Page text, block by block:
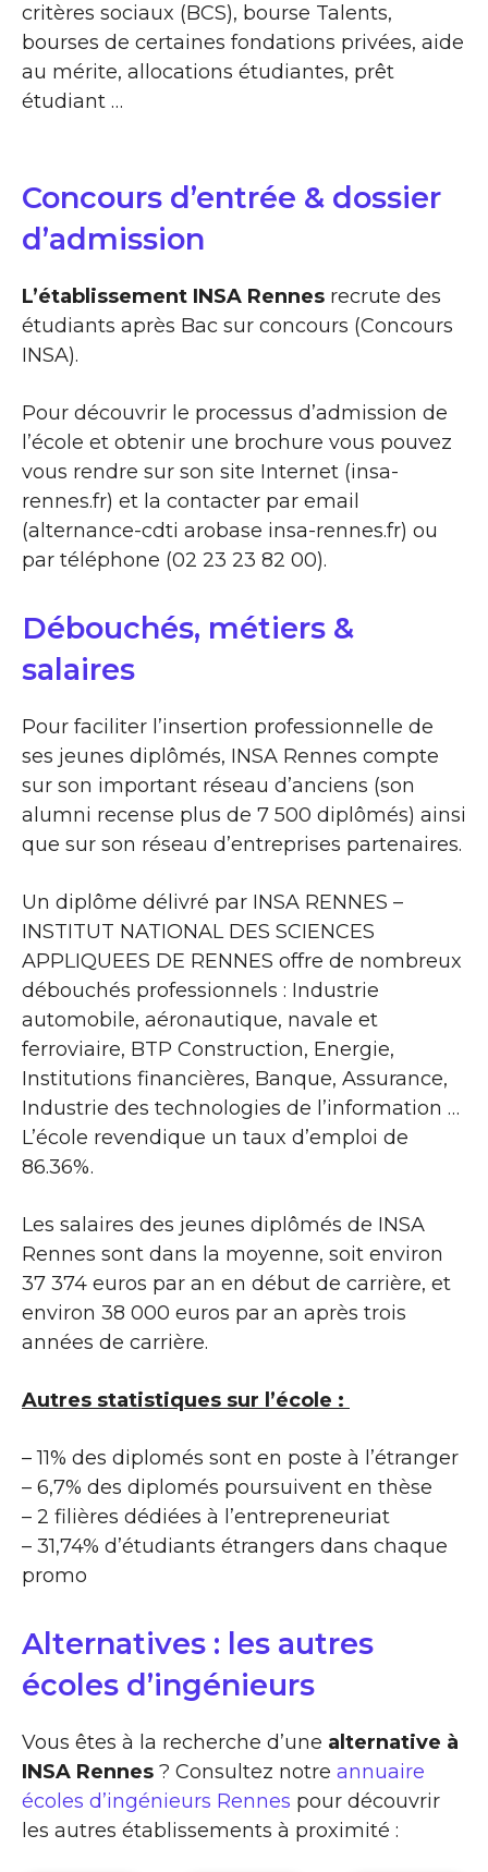
critères sociaux (BCS), bourse Talents,
bourses de certaines fondations privées, aide
au mérite, allocations étudiantes, prêt
étudiant …
Concours d’entrée & dossier
d’admission
L’établissement INSA Rennes recrute des
étudiants après Bac sur concours (Concours
INSA).
Pour découvrir le processus d’admission de
l’école et obtenir une brochure vous pouvez
vous rendre sur son site Internet (insa-
rennes.fr) et la contacter par email
(alternance-cdti arobase insa-rennes.fr) ou
par téléphone (02 23 23 82 00).
Débouchés, métiers &
salaires
Pour faciliter l’insertion professionnelle de
ses jeunes diplômés, INSA Rennes compte
sur son important réseau d’anciens (son
alumni recense plus de 7 500 diplômés) ainsi
que sur son réseau d’entreprises partenaires.
Un diplôme délivré par INSA RENNES –
INSTITUT NATIONAL DES SCIENCES
APPLIQUEES DE RENNES offre de nombreux
débouchés professionnels : Industrie
automobile, aéronautique, navale et
ferroviaire, BTP Construction, Energie,
Institutions financières, Banque, Assurance,
Industrie des technologies de l’information …
L’école revendique un taux d’emploi de
86.36%.
Les salaires des jeunes diplômés de INSA
Rennes sont dans la moyenne, soit environ
37 374 euros par an en début de carrière, et
environ 38 000 euros par an après trois
années de carrière.
Autres statistiques sur l’école :
– 11% des diplomés sont en poste à l’étranger
– 6,7% des diplomés poursuivent en thèse
– 2 filières dédiées à l’entrepreneuriat
– 31,74% d’étudiants étrangers dans chaque
promo
Alternatives : les autres
écoles d’ingénieurs
Vous êtes à la recherche d’une alternative à
INSA Rennes ? Consultez notre annuaire
écoles d’ingénieurs Rennes pour découvrir
les autres établissements à proximité :